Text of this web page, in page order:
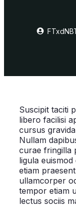
Suscipit taciti
libero facilisi
cursus
Nullam
curae fringilla
ligula
etiam
ullamcorper
tempor etiam
lectus sociis